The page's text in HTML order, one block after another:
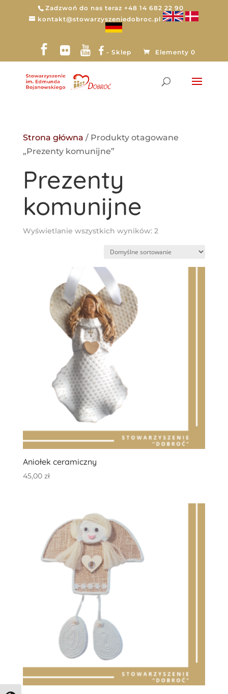
Zadzwoń do nas teraz +48 14 682 22 90
kontakt@stowarzyszeniedobroc.pl
- Sklep Elementy 0
Strona główna / Produkty otagowane
„Prezenty komunijne”
Prezenty
komunijne
Wyświetlanie wszystkich wyników: 2
Aniołek ceramiczny
45,00 zł